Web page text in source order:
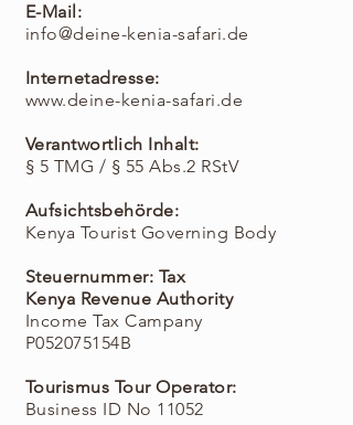
​E-Mail:
info@deine-kenia-safari.de
Internetadresse:
www.deine-kenia-safari.de
Verantwortlich Inhalt:
§ 5 TMG / § 55 Abs.2 RStV
Aufsichtsbehörde:
Kenya Tourist Governing Body
Steuernummer: Tax
Kenya Revenue Authority
Income Tax Campany
P052075154B
Tourismus Tour Operator:
Business ID No 11052